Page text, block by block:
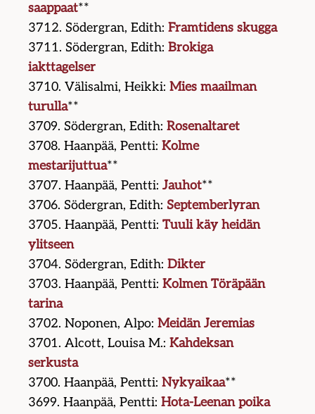
saappaat**
3712. Södergran, Edith:Framtidens skugga
3711. Södergran, Edith:Brokiga
iakttagelser
3710. Välisalmi, Heikki:Mies maailman
turulla**
3709. Södergran, Edith:Rosenaltaret
3708. Haanpää, Pentti:Kolme
mestarijuttua**
3707. Haanpää, Pentti:Jauhot**
3706. Södergran, Edith:Septemberlyran
3705. Haanpää, Pentti:Tuuli käy heidän
ylitseen
3704. Södergran, Edith:Dikter
3703. Haanpää, Pentti:Kolmen Töräpään
tarina
3702. Noponen, Alpo:Meidän Jeremias
3701. Alcott, Louisa M.:Kahdeksan
serkusta
3700. Haanpää, Pentti:Nykyaikaa**
3699. Haanpää, Pentti:Hota-Leenan poika